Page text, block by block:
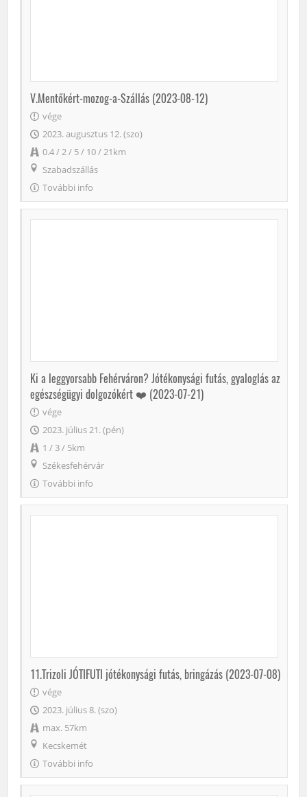
V.Mentőkért-mozog-a-Szállás (2023-08-12)
vége
2023. augusztus 12. (szo)
0.4 / 2 / 5 / 10 / 21km
Szabadszállás
További info
Ki a leggyorsabb Fehérváron? Jótékonysági futás, gyaloglás az
egészségügyi dolgozókért ❤️ (2023-07-21)
vége
2023. július 21. (pén)
1 / 3 / 5km
Székesfehérvár
További info
11.Trizoli JÓTIFUTI jótékonysági futás, bringázás (2023-07-08)
vége
2023. július 8. (szo)
max. 57km
Kecskemét
További info